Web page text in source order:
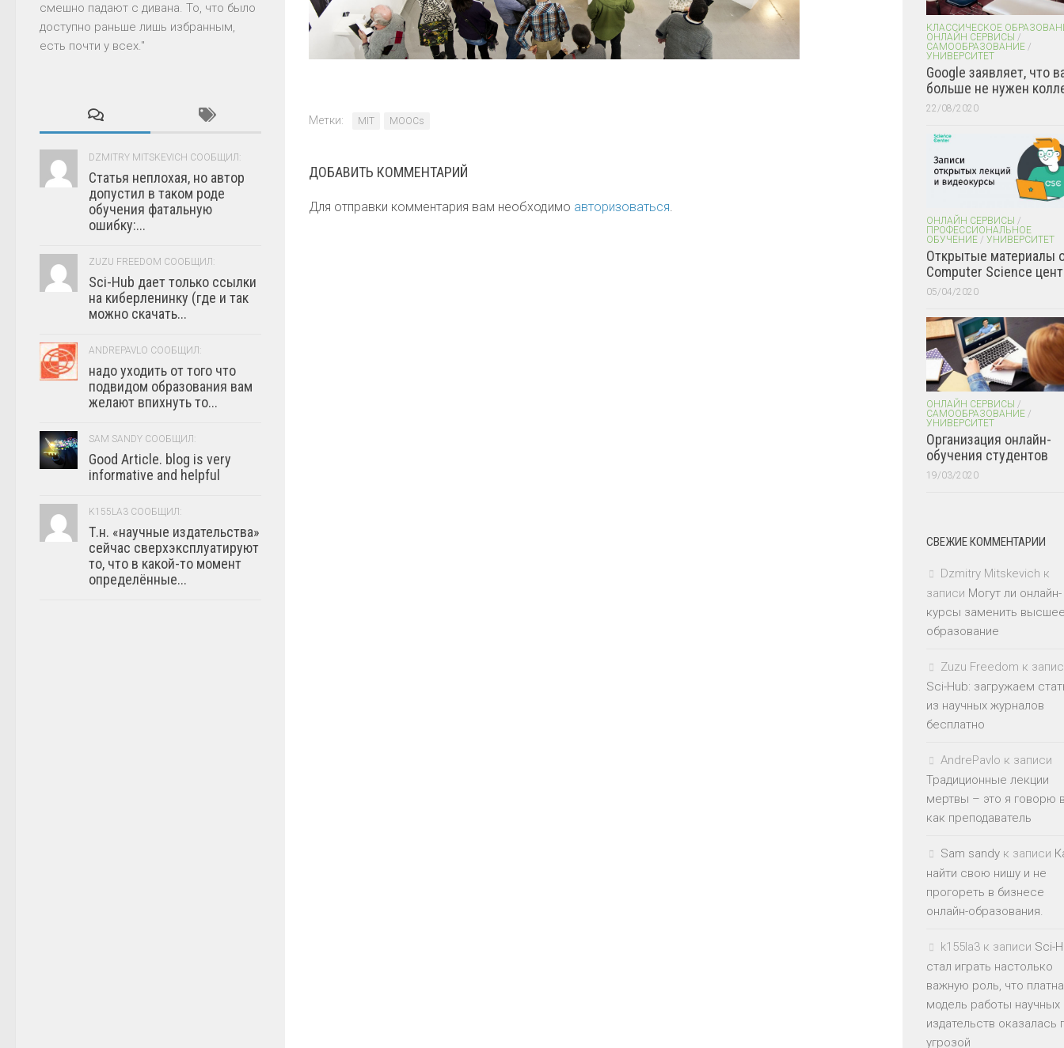
Метки: MIT MOOCs
ДОБАВИТЬ КОММЕНТАРИЙ
Для отправки комментария вам необходимо авторизоваться.
смешно падают с дивана. То, что было
доступно раньше лишь избранным,
есть почти у всех."
DZMITRY MITSKEVICH СООБЩИЛ:
Статья неплохая, но автор
допустил в таком роде
обучения фатальную
ошибку:...
ZUZU FREEDOM СООБЩИЛ:
Sci-Hub дает только ссылки
на киберленинку (где и так
можно скачать...
ANDREPAVLO СООБЩИЛ:
надо уходить от того что
подвидом образования вам
желают впихнуть то...
SAM SANDY СООБЩИЛ:
Good Article. blog is very
informative and helpful
K155LA3 СООБЩИЛ:
Т.н. «научные издательства»
сейчас сверхэксплуатируют
то, что в какой-то момент
определённые...
КЛАССИЧЕСКОЕ
ОНЛАЙН СЕРВИСЫ /
САМООБРАЗОВАНИЕ /
УНИВЕРСИТЕТ
Google заявляет, что
больше не нужен
22/08/2020
ОНЛАЙН СЕРВИСЫ /
ПРОФЕССИОНАЛЬНОЕ
ОБУЧЕНИЕ / УНИВЕРСИТЕТ
Открытые материалы
Computer Science
05/04/2020
ОНЛАЙН СЕРВИСЫ /
САМООБРАЗОВАНИЕ /
УНИВЕРСИТЕТ
Организация онлайн-
обучения студентов
19/03/2020
СВЕЖИЕ КОММЕНТАРИИ
Dzmitry Mitskevich к
записи Могут ли онлайн-
курсы заменить
образование
Zuzu Freedom к
Sci-Hub: загружаем
из научных журналов
бесплатно
AndrePavlo к записи
Традиционные лекции
мертвы – это я говорю
как преподаватель
Sam sandy к записи
найти свою нишу и не
прогореть в бизнесе
онлайн-образования.
k155la3 к записи Sci-
стал играть настолько
важную роль, что
модель работы научных
издательств оказалась
угрозой